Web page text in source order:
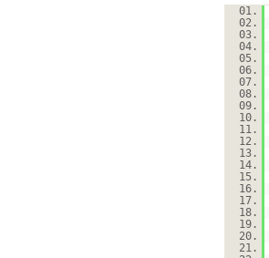
01.
02.
03.
04.
05.
06.
07.
08.
09.
10.
11.
12.
13.
14.
15.
16.
17.
18.
19.
20.
21.